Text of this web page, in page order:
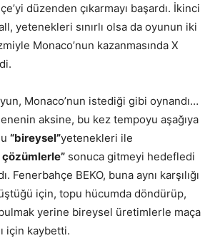
düzenden çıkarmayı başardı. İkinci
yetenekleri sınırlı olsa da oyunun iki
Monaco’nun kazanmasında X
Monaco’nun istediği gibi oynandı…
aksine, bu kez tempoyu aşağıya
“bireysel”yetenekleri ile
sonuca gitmeyi hedefledi
Fenerbahçe BEKO, buna aynı karşılığı
için, topu hücumda döndürüp,
yerine bireysel üretimlerle maça
için kaybetti.